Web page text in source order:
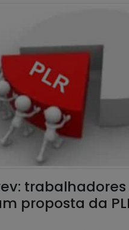
trabalhadores
proposta da